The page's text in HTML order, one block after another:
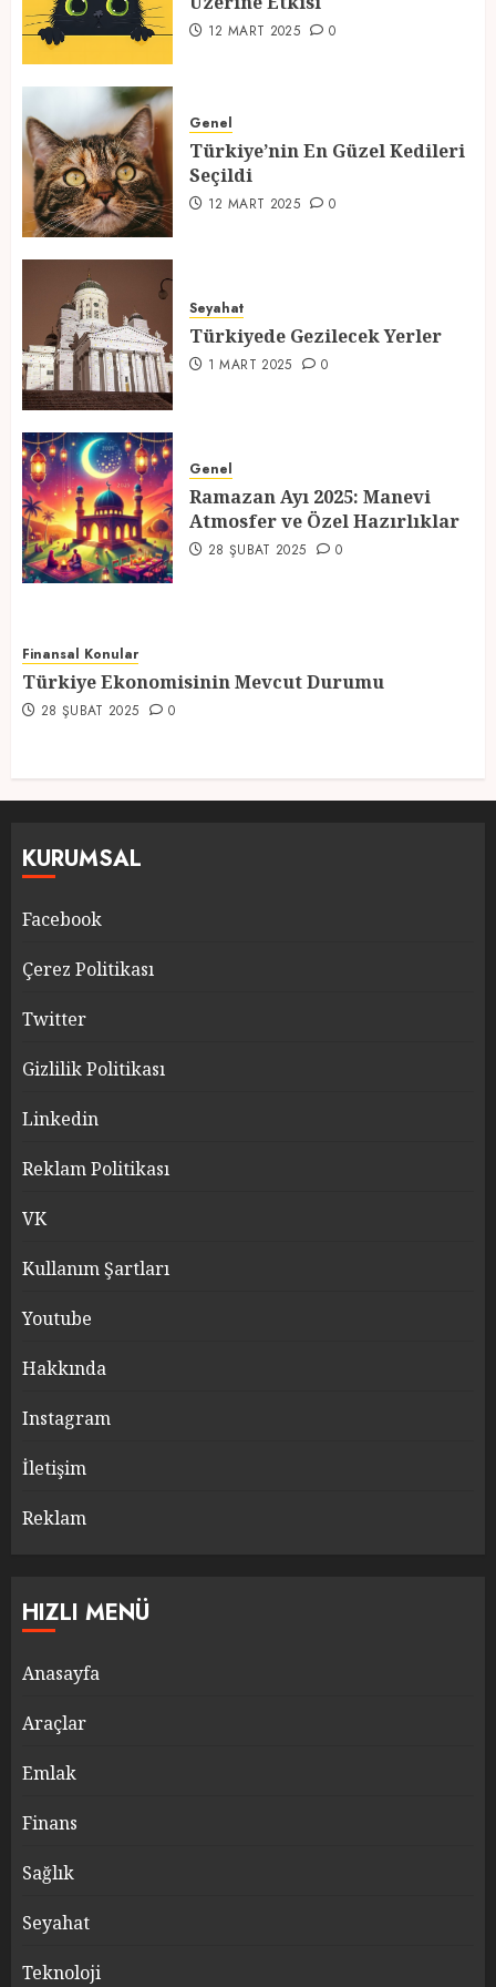
2
3
Seçildi
12 MART 2025 0
4
1 MART 2025
5
Atmosfer ve Özel Hazırlıklar
28 ŞUBAT 2025 0
12 MART 2025 0
Genel
Türkiye’nin En Güzel Kedileri
Seçildi
12 MART 2025 0
Seyahat
Türkiyede Gezilecek Yerler
1 MART 2025 0
Genel
Ramazan Ayı 2025: Manevi
Atmosfer ve Özel Hazırlıklar
28 ŞUBAT 2025 0
Finansal Konular
Türkiye Ekonomisinin Mevcut Durumu
28 ŞUBAT 2025 0
KURUMSAL
Facebook
Çerez Politikası
Twitter
Gizlilik Politikası
Linkedin
Reklam Politikası
VK
Kullanım Şartları
Youtube
Hakkında
Instagram
İletişim
Reklam
HIZLI MENÜ
Anasayfa
Araçlar
Emlak
Finans
Sağlık
Seyahat
Teknoloji